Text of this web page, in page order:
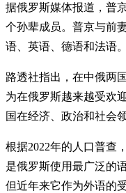
据俄罗斯媒体报道，普
个孙辈成员。普京与前
语、英语、德语和法语。
路透社指出，在中俄两
为在俄罗斯越来越受欢
国在经济、政治和社会
根据2022年的人口普查
是俄罗斯使用最广泛的
但近年来它作为外语的